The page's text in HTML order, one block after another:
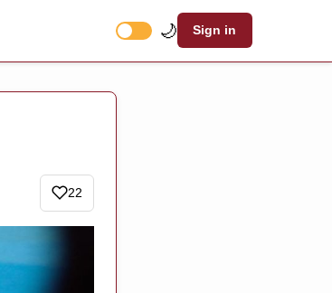
🌙 Sign in
22